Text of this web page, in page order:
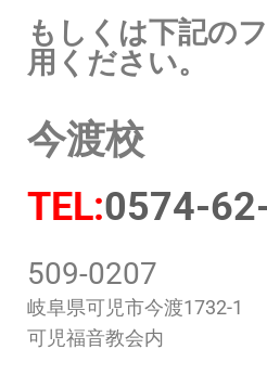
もしくは下記の
用ください。
今渡校
TEL:0574-
509-0207
岐阜県可児市今渡1732-1
可児福音教会内